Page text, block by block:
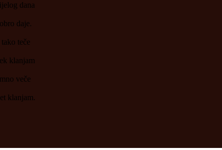
dana
daje.
teče
klanjam
veče
klanjam.